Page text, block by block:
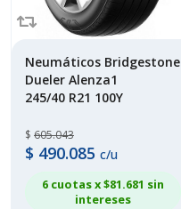
Neumáticos Bridgestone
Dueler Alenza1
245/40 R21 100Y
$ 605.043
$ 490.085 c/u
6 cuotas x $81.681 sin
intereses